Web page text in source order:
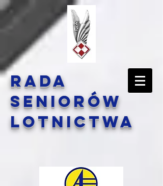
Rada
Seniorów
Lotnictwa